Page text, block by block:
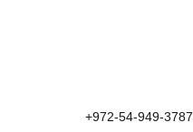
+972-54-949-3787